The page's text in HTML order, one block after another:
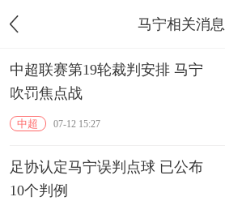
马宁相关消息
中超联赛第19轮裁判安排 马宁
吹罚焦点战
中超 07-12 15:27
足协认定马宁误判点球 已公布
10个判例